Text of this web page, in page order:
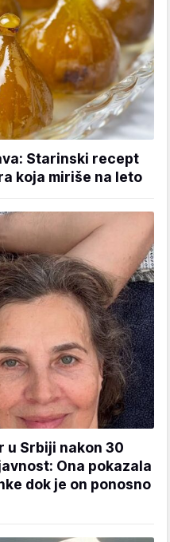
Starinski recept
koja miriše na leto
u Srbiji nakon 30
Ona pokazala
dok je on ponosno